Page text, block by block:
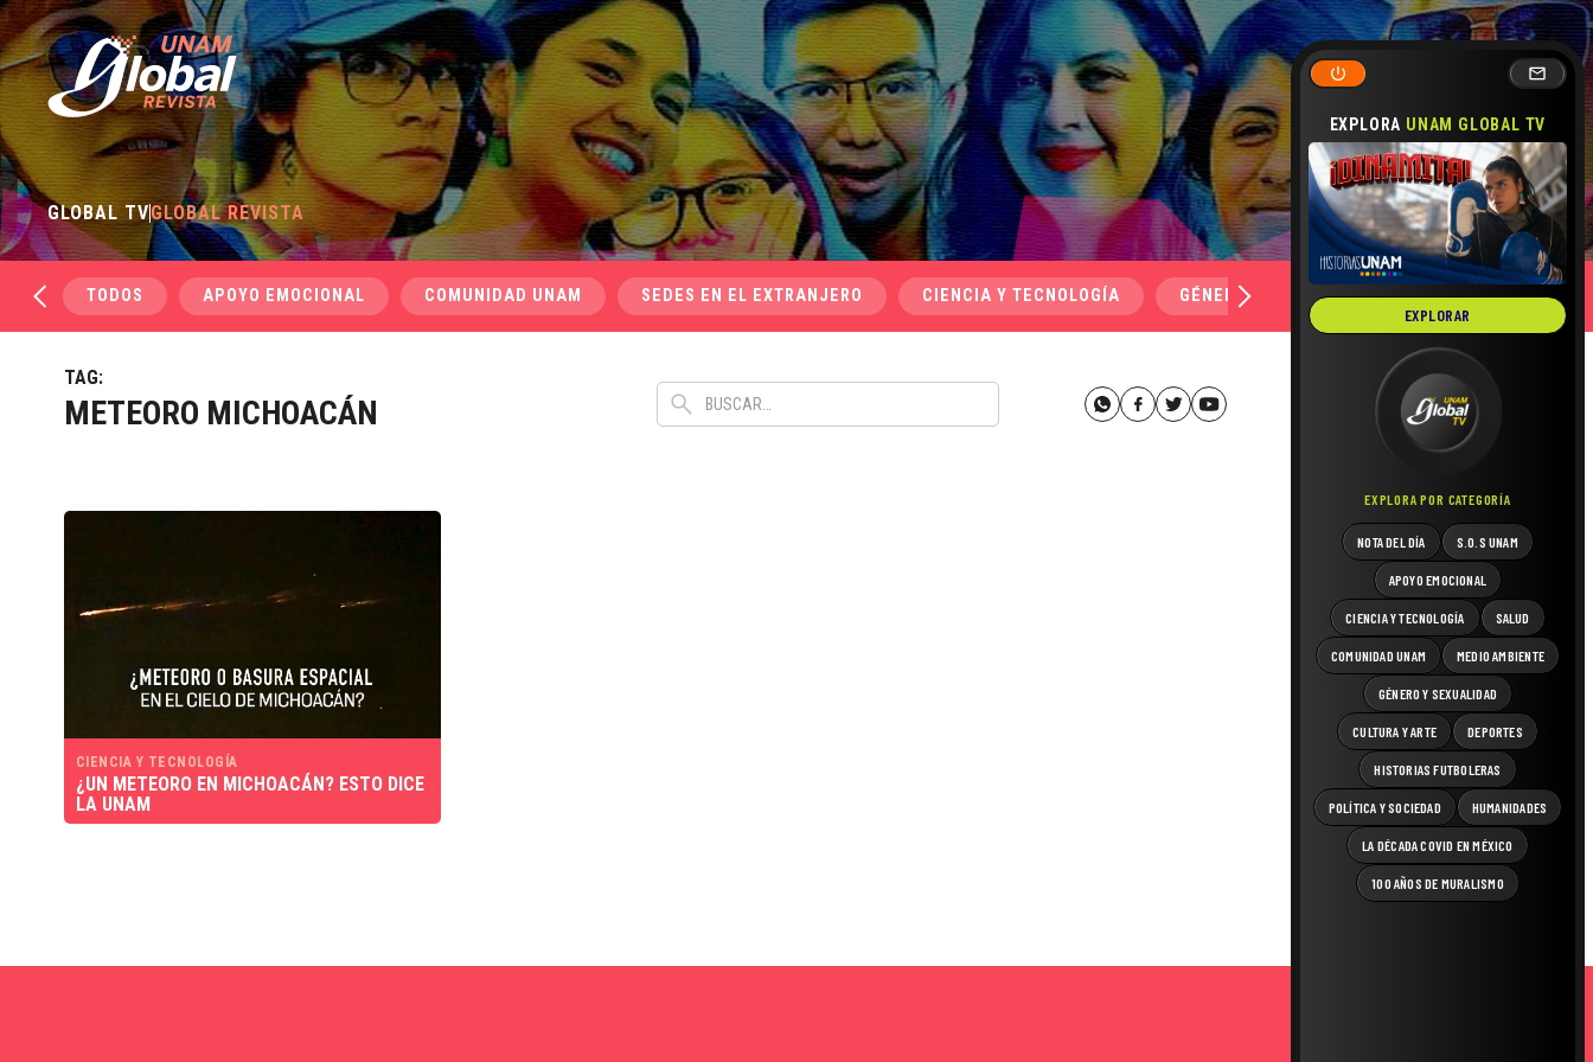
EXPLORA UNAM GLOBAL TV
EXPLORAR
EXPLORA POR CATEGORÍA
NOTA DEL DÍA S.O.S UNAM
APOYO EMOCIONAL
CIENCIA Y TECNOLOGÍA SALUD
COMUNIDAD UNAM MEDIO AMBIENTE
GÉNERO Y SEXUALIDAD
CULTURA Y ARTE DEPORTES
HISTORIAS FUTBOLERAS
POLÍTICA Y SOCIEDAD HUMANIDADES
LA DÉCADA COVID EN MÉXICO
100 AÑOS DE MURALISMO
GLOBAL TVGLOBAL REVISTA
TODOS APOYO EMOCIONAL COMUNIDAD UNAM SEDES EN EL EXTRANJERO CIENCIA Y TECNOLOGÍA GÉNERO Y SEXUALIDAD SALUD
TAG:
METEORO MICHOACÁN
CIENCIA Y TECNOLOGÍA
¿UN METEORO EN MICHOACÁN? ESTO DICE
LA UNAM